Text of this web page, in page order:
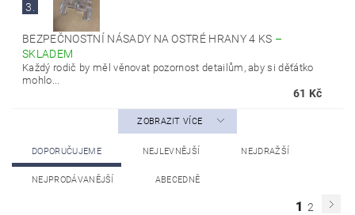
3.
BEZPEČNOSTNÍ NÁSADY NA OSTRÉ HRANY 4 KS –
SKLADEM
Každý rodič by měl věnovat pozornost detailům, aby si děťátko
mohlo...
61 Kč
ZOBRAZIT VÍCE
DOPORUČUJEME NEJLEVNĚJŠÍ NEJDRAŽŠÍ
NEJPRODÁVANĚJŠÍ ABECEDNĚ
1 2